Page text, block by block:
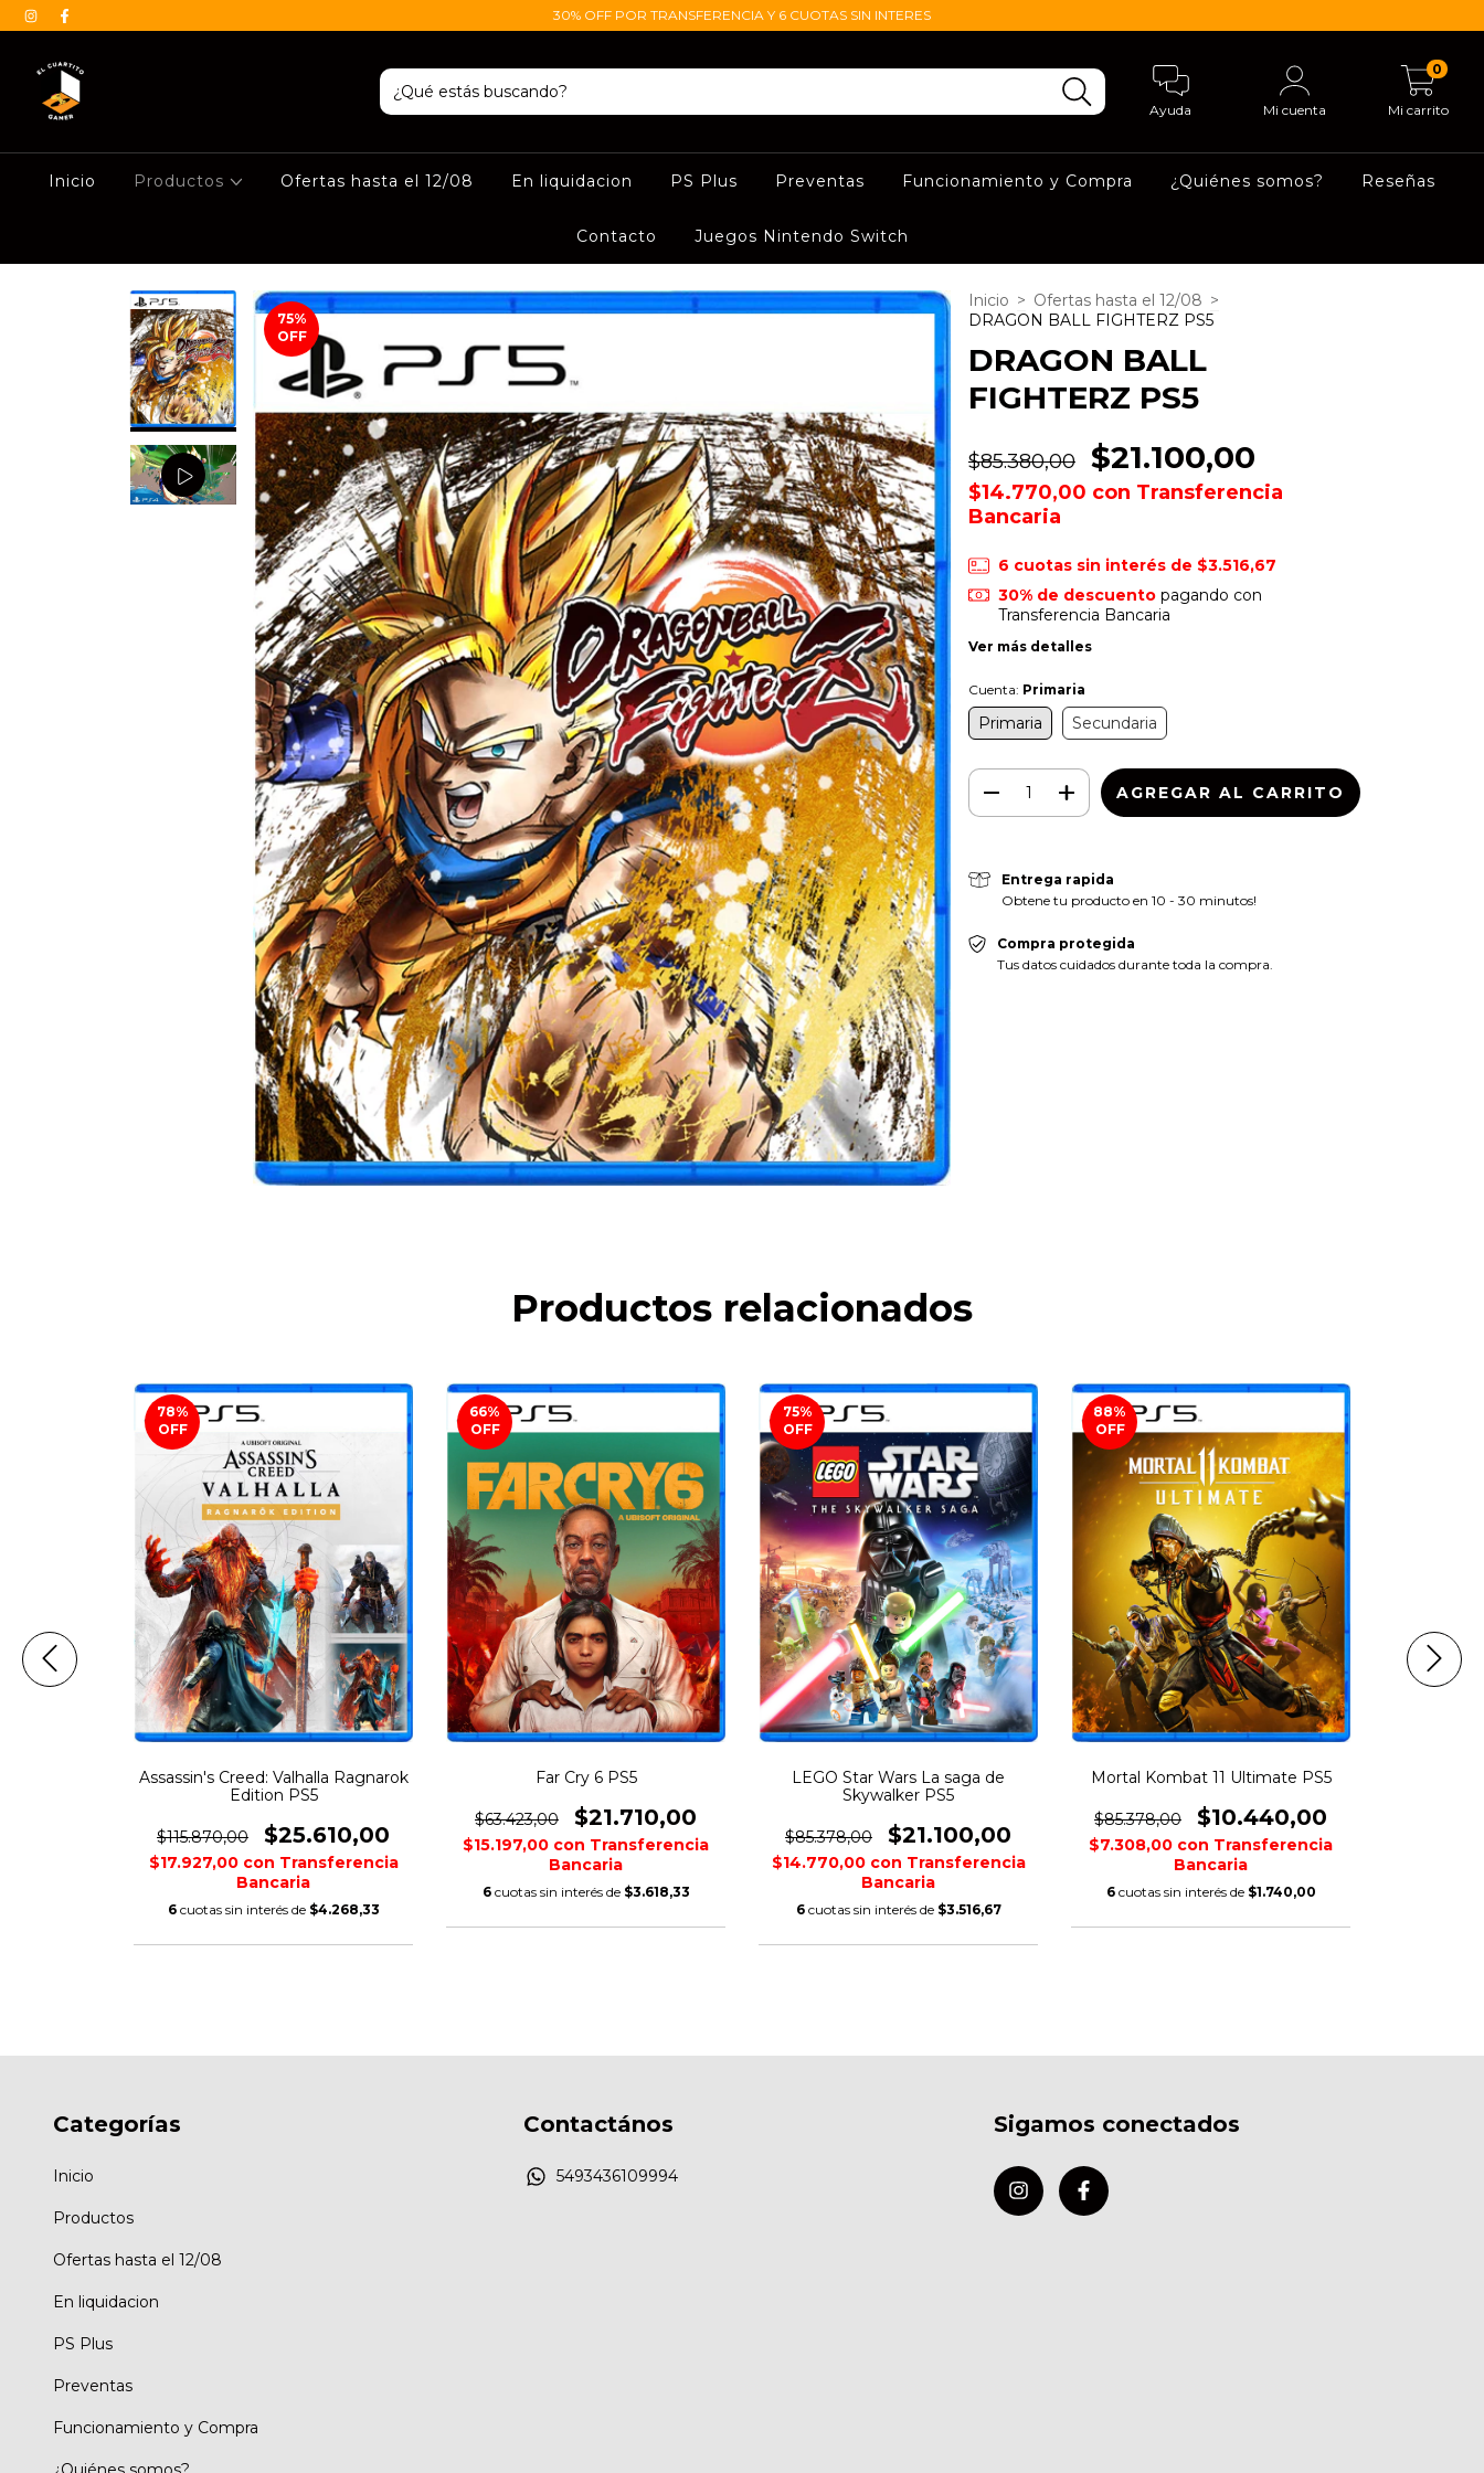
30% OFF POR TRANSFERENCIA Y 6 CUOTAS SIN INTERES
Ayuda Mi cuenta Mi carrito
0
Inicio Productos Ofertas hasta el 12/08 En liquidacion PS Plus Preventas Funcionamiento y Compra ¿Quiénes somos? Reseñas
Contacto Juegos Nintendo Switch
75%
OFF
Inicio > Ofertas hasta el 12/08 >
DRAGON BALL FIGHTERZ PS5
DRAGON BALL
FIGHTERZ PS5
$85.380,00 $21.100,00
$14.770,00 con Transferencia
Bancaria
6 cuotas sin interés de $3.516,67
30% de descuentopagando con
Transferencia Bancaria
Ver más detalles
Cuenta: Primaria
Primaria Secundaria
Entrega rapida
Obtene tu producto en 10 - 30 minutos!
Compra protegida
Tus datos cuidados durante toda la compra.
Productos relacionados
78%
OFF
Assassin's Creed: Valhalla Ragnarok
Edition PS5
$115.870,00 $25.610,00
$17.927,00 con Transferencia
Bancaria
6 cuotas sin interés de $4.268,33
66%
OFF
Far Cry 6 PS5
$63.423,00 $21.710,00
$15.197,00 con Transferencia
Bancaria
6 cuotas sin interés de $3.618,33
75%
OFF
LEGO Star Wars La saga de
Skywalker PS5
$85.378,00 $21.100,00
$14.770,00 con Transferencia
Bancaria
6 cuotas sin interés de $3.516,67
88%
OFF
Mortal Kombat 11 Ultimate PS5
$85.378,00 $10.440,00
$7.308,00 con Transferencia
Bancaria
6 cuotas sin interés de $1.740,00
Categorías
Inicio
Productos
Ofertas hasta el 12/08
En liquidacion
PS Plus
Preventas
Funcionamiento y Compra
Contactános
5493436109994
Sigamos conectados